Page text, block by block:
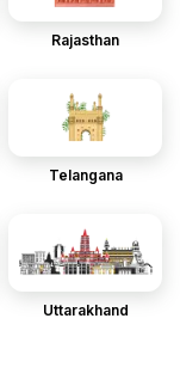
Rajasthan
Telangana
Uttarakhand